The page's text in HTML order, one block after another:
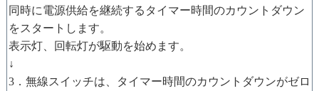
同時に電源供給を継続するタイマー時間のカウントダウン
をスタートします。
表示灯、回転灯が駆動を始めます。
↓
3．無線スイッチは、タイマー時間のカウントダウンがゼロ